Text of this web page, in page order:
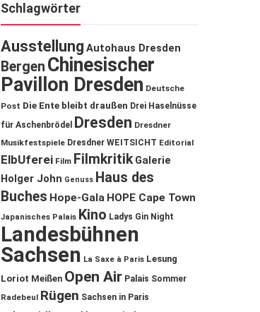
Schlagwörter
Ausstellung Autohaus Dresden
Bergen Chinesischer
Pavillon Dresden Deutsche
Post Die Ente bleibt draußen Drei Haselnüsse
für Aschenbrödel
Dresden Dresdner
Musikfestspiele Dresdner WEITSICHT Editorial
ElbUferei Film Filmkritik Galerie
Holger John Genuss Haus des
Buches Hope-Gala HOPE Cape Town
Japanisches Palais Kino Ladys Gin Night
Landesbühnen
Sachsen La Saxe à Paris Lesung
Loriot Meißen Open Air Palais Sommer
Radebeul Rügen Sachsen in Paris